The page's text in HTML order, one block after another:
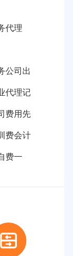
代理
公司出
代理记
费用先
费会计
费一